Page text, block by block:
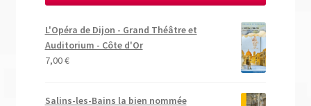
L'Opéra de Dijon - Grand Théâtre et
Auditorium - Côte d'Or
7,00€
Salins-les-Bains la bien nommée